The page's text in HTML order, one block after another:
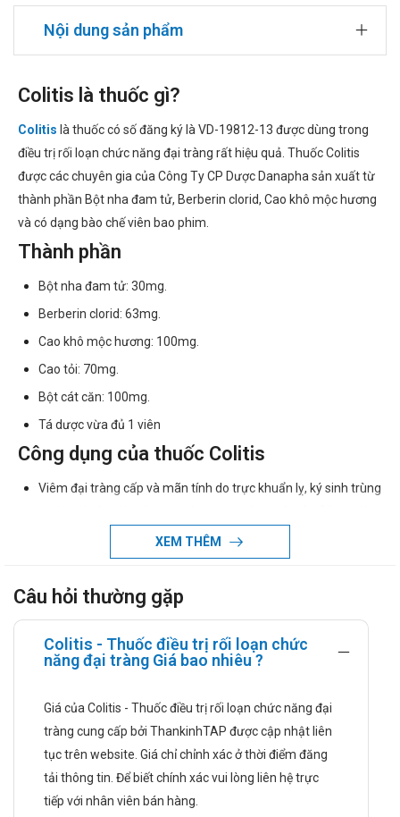
Nội dung sản phẩm
Colitis là thuốc gì?
Colitis là thuốc có số đăng ký là VD-19812-13 được dùng trong
điều trị rối loạn chức năng đại tràng rất hiệu quả. Thuốc Colitis
được các chuyên gia của Công Ty CP Dược Danapha sản xuất từ
thành phần Bột nha đam tử, Berberin clorid, Cao khô mộc hương
và có dạng bào chế viên bao phim.
Thành phần
Bột nha đam tử: 30mg.
Berberin clorid: 63mg.
Cao khô mộc hương: 100mg.
Cao tỏi: 70mg.
Bột cát căn: 100mg.
Tá dược vừa đủ 1 viên
Công dụng của thuốc Colitis
Viêm đại tràng cấp và mãn tính do trực khuẩn lỵ, ký sinh trùng
hóa kéo dài, đầy bụng, ăn khó tiêu, sôi bụng, ợ hơi, tiêu chảy,
táo bón, kiết lỵ.
Rối loạn chức năng đại tràng.
Hướng dẫn sử dụng
Người lớn: Mỗi lần 2 viên, ngày 2- 3 lần
điều trị củng cố 2-3 đợt tùy theo mức độ bệnh.
Viêm đại tràng cấp tính: mỗi đợt điều trị tối thiểu 5 ngày.
Rối loạn chức năng đại tràng: mỗi đợt điều trị từ 7 -10
ngày.
Trẻ em: Dùng 1/2 liều người lớn.
XEM THÊM
Câu hỏi thường gặp
Colitis - Thuốc điều trị rối loạn chức
năng đại tràng Giá bao nhiêu ?
Giá của Colitis - Thuốc điều trị rối loạn chức năng đại
tràng cung cấp bởi ThankinhTAP được cập nhật liên
tục trên website. Giá chỉ chỉnh xác ở thời điểm đăng
tải thông tin. Để biết chính xác vui lòng liên hệ trực
tiếp với nhân viên bán hàng.